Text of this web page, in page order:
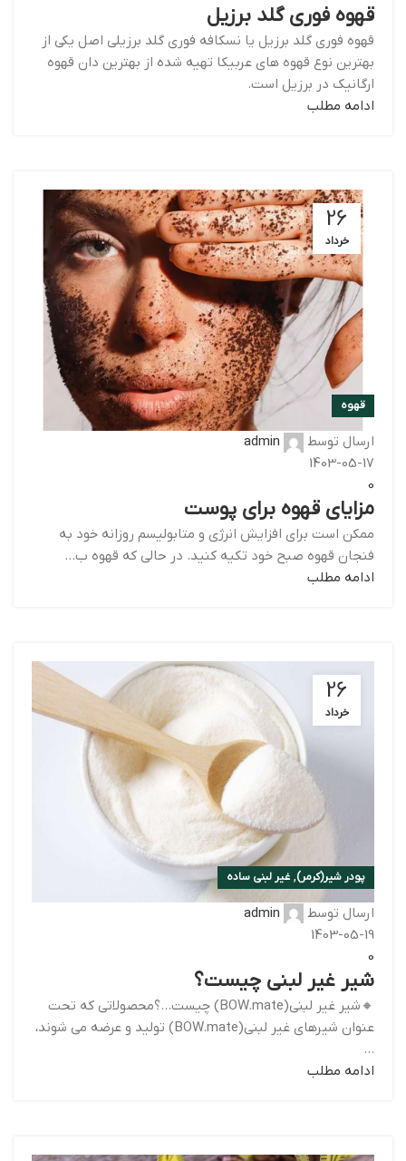
قهوه فوری گلد برزیل
قهوه فوری گلد برزیل یا نسکافه فوری گلد برزیلی اصل یکی از
بهترین نوع قهوه های عربیکا تهیه شده از بهترین دان قهوه
ارگانیک در برزیل است.
ادامه مطلب
26
خرداد
قهوه
ارسال توسط
admin
1403-05-17
0
مزایای قهوه برای پوست
ممکن است برای افزایش انرژی و متابولیسم روزانه خود به
فنجان قهوه صبح خود تکیه کنید. در حالی که قهوه ب...
ادامه مطلب
26
خرداد
پودر شیر(کرمر), غیر لبنی ساده
ارسال توسط
admin
1403-05-19
0
شیر غیر لبنی چیست؟
🔸شیر غیر لبنی(BOW.mate) چیست…؟محصولاتی که تحت
عنوان شیرهای غیر لبنی(BOW.mate) تولید و عرضه می شوند،
...
ادامه مطلب